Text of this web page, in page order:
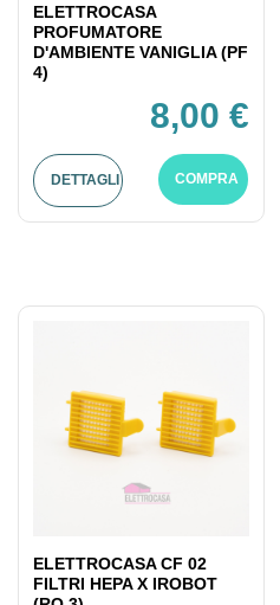
ELETTROCASA
PROFUMATORE
D'AMBIENTE VANIGLIA (PF
4)
8,00 €
DETTAGLI COMPRA
ELETTROCASA CF 02
FILTRI HEPA X IROBOT